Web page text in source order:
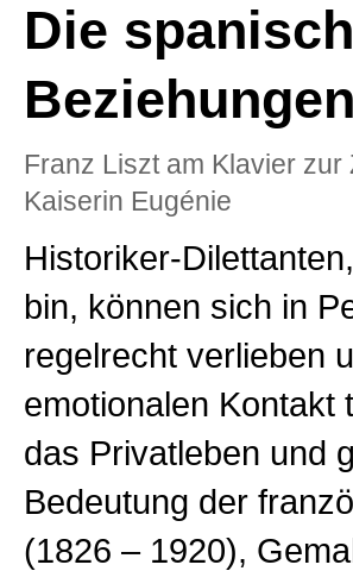
Die
Franz Liszt am Klavier
Kaiserin Eugénie
Historiker-
bin, können sich in
regelrecht verlieben
emotionalen Kontakt
das Privatleben und
Bedeutung der
(1826 – 1920),